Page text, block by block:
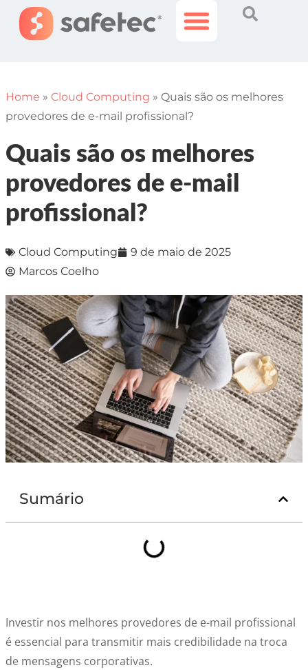
Home » Cloud Computing » Quais são os melhores
provedores de e-mail profissional?
Quais são os melhores
provedores de e-mail
profissional?
Cloud Computing
9 de maio de 2025
Marcos Coelho
Sumário
Investir nos melhores provedores de e-mail profissional
é essencial para transmitir mais credibilidade na troca
de mensagens corporativas.